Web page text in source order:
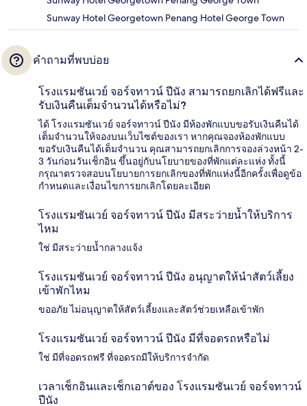
Sunway Hotel Georgetown Penang Hotel George Town
คำถามที่พบบ่อย
โรงแรมซันเวย์ จอร์จทาวน์ ปีนัง สามารถยกเลิกได้ฟรีและ
รับเงินคืนเต็มจำนวนได้หรือไม่?
ได้ โรงแรมซันเวย์ จอร์จทาวน์ ปีนัง มีห้องพักแบบขอรับเงินคืนได้
เต็มจำนวนให้จองบนเว็บไซต์ของเรา หากคุณจองห้องพักแบบ
ขอรับเงินคืนได้เต็มจำนวน คุณสามารถยกเลิกการจองล่วงหน้า 2-
3 วันก่อนวันเช็กอิน ขึ้นอยู่กับนโยบายของที่พักแต่ละแห่ง ทั้งนี้
กรุณาตรวจสอบนโยบายการยกเลิกของที่พักแห่งนี้อีกครั้งเพื่อดูข้อ
กำหนดและเงื่อนไขการยกเลิกโดยละเอียด
โรงแรมซันเวย์ จอร์จทาวน์ ปีนัง มีสระว่ายน้ำให้บริการ
ไหม
ใช่ มีสระว่ายน้ำกลางแจ้ง
โรงแรมซันเวย์ จอร์จทาวน์ ปีนัง อนุญาตให้นำสัตว์เลี้ยง
เข้าพักไหม
ขออภัย ไม่อนุญาตให้สัตว์เลี้ยงและสัตว์ช่วยเหลือเข้าพัก
โรงแรมซันเวย์ จอร์จทาวน์ ปีนัง มีที่จอดรถหรือไม่
ใช่ มีที่จอดรถฟรี ที่จอดรถมีให้บริการจำกัด
เวลาเช็กอินและเช็กเอาต์ของ โรงแรมซันเวย์ จอร์จทาวน์
ปีนัง